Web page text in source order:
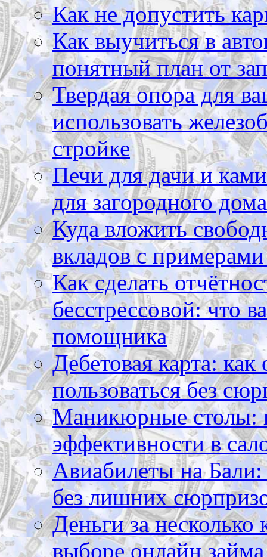
Как не допустить
Как выучиться в
понятный план от
Твердая опора для
использовать
стройке
Печи для дачи и
для загородного дома
Куда вложить
вкладов с
Как сделать
бесстрессовой: что
помощника
Дебетовая карта:
пользоваться без
Маникюрные столы:
эффективности в
Авиабилеты на Бали:
без лишних
Деньги за
выборе онлайн займа